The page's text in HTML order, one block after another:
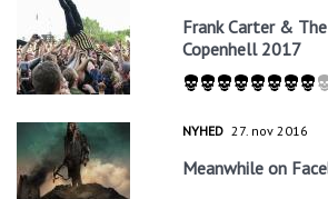
Frank Carter &
Copenhell 2017
NYHED 27. nov 2016
Meanwhile on